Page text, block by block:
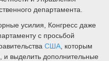
департамента.
усилия, Конгресс даже
с просьбой
США , которым
и выделить дополнительные